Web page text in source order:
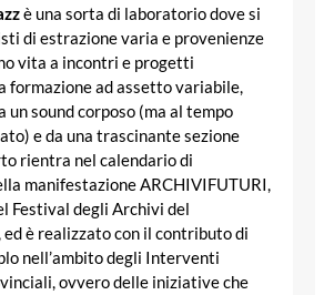
è una sorta di laboratorio dove si
di estrazione varia e provenienze
vita a incontri e progetti
formazione ad assetto variabile,
sound corposo (ma al tempo
e da una trascinante sezione
rientra nel calendario di
manifestazione ARCHIVIFUTURI,
Festival degli Archivi del
ed è realizzato con il contributo di
nell’ambito degli Interventi
ovvero delle iniziative che